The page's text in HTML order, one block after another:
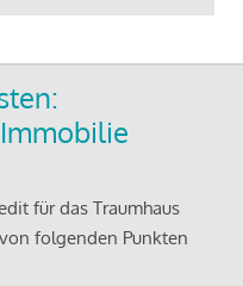
für das Traumhaus
folgenden Punkten